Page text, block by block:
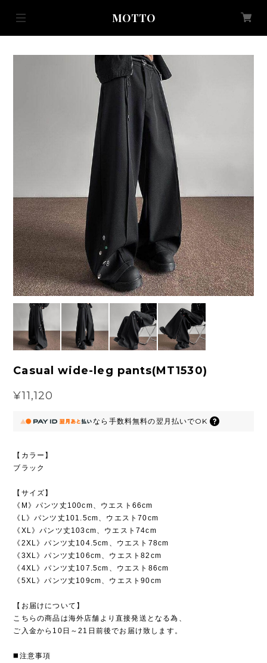
MOTTO
Casual wide-leg pants(MT1530)
¥11,120
なら 手数料無料の翌月払いでOK
【カラー】
ブラック
【サイズ】
《M》パンツ丈100cm、ウエスト66cm
《L》パンツ丈101.5cm、ウエスト70cm
《XL》パンツ丈103cm、ウエスト74cm
《2XL》パンツ丈104.5cm、ウエスト78cm
《3XL》パンツ丈106cm、ウエスト82cm
《4XL》パンツ丈107.5cm、ウエスト86cm
《5XL》パンツ丈109cm、ウエスト90cm
【お届けについて】
こちらの商品は海外店舗より直接発送となる為、
ご入金から10日～21日前後でお届け致します。
◼️注意事項